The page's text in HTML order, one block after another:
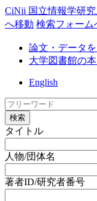
CiNii 国立情報学研
へ移動 検索フォーム
論文・データ
大学図書館の
English
検索
タイトル
人物/団体名
著者ID/研究者番号